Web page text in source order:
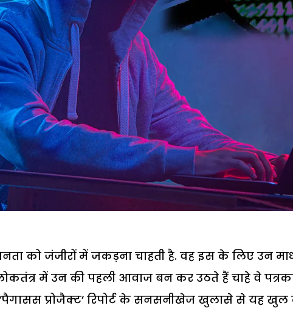
को जंजीरों में जकड़ना चाहती है. वह इस के लिए उन
में उन की पहली आवाज बन कर उठते हैं चाहे वे पत्रकार
‘पैगासस प्रोजैक्ट’ रिपोर्ट के सनसनीखेज खुलासे से यह